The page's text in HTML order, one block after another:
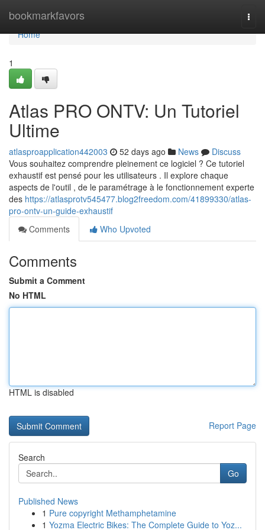
bookmarkfavors
Home
Home
1
Atlas PRO ONTV: Un Tutoriel
Ultime
atlasproapplication442003 52 days ago News
Discuss
Vous souhaitez comprendre pleinement ce logiciel ? Ce tutoriel
exhaustif est pensé pour les utilisateurs . Il explore chaque
aspects de l'outil , de le paramétrage à le fonctionnement experte
des https://atlasprotv545477.blog2freedom.com/41899330/atlas-
pro-ontv-un-guide-exhaustif
Comments
Who Upvoted
Comments
Submit a Comment
No HTML
HTML is disabled
Report Page
Search
Go
Published News
1 Pure copyright Methamphetamine
1 Yozma Electric Bikes: The Complete Guide to Yoz...